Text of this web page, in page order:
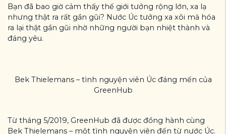
Bạn đã bao giờ cảm thấy thế giới tưởng rộng lớn, xa lạ
nhưng thật ra rất gần gũi? Nước Úc tưởng xa xôi mà hóa
ra lại thật gần gũi nhờ những người bạn nhiệt thành và
đáng yêu.
Bek Thielemans – tình nguyện viên Úc đáng mến của
GreenHub
Từ tháng 5/2019, GreenHub đã được đồng hành cùng
Bek Thielemans – một tình nguyện viên đến từ nước Úc.